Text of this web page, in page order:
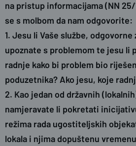
na pristup informacijama (NN 25/
se s molbom da nam odgovorite:
1. Jesu li Vaše službe, odgovorne
upoznate s problemom te jesu li
radnje kako bi problem bio
poduzetnika? Ako jesu, koje
2. Kao jedan od državnih
namjeravate li pokretati
režima rada ugostiteljskih
lokala i njima dopuštenu